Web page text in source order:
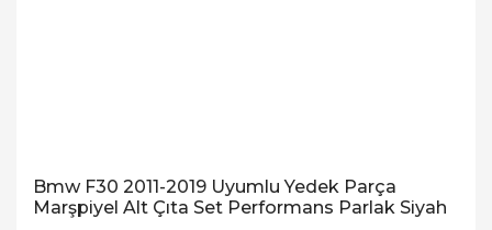
Bmw F30 2011-2019 Uyumlu Yedek Parça
Marşpiyel Alt Çıta Set Performans Parlak Siyah